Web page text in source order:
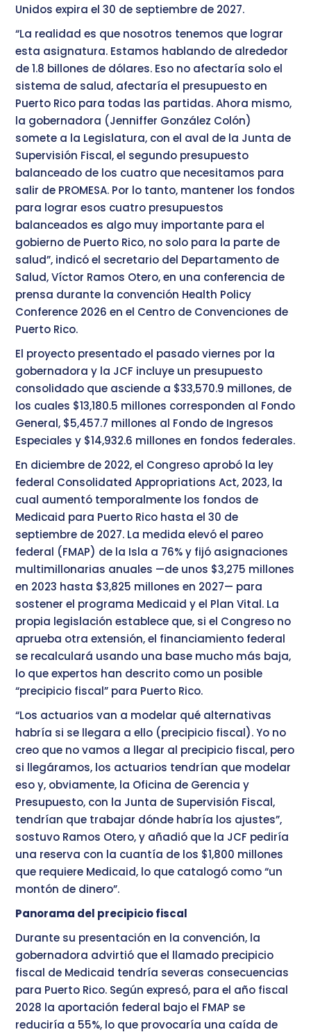
Unidos expira el 30 de septiembre de 2027.
“La realidad es que nosotros tenemos que lograr
esta asignatura. Estamos hablando de alrededor
de 1.8 billones de dólares. Eso no afectaría solo el
sistema de salud, afectaría el presupuesto en
Puerto Rico para todas las partidas. Ahora mismo,
la gobernadora (Jenniffer González Colón)
somete a la Legislatura, con el aval de la Junta de
Supervisión Fiscal, el segundo presupuesto
balanceado de los cuatro que necesitamos para
salir de PROMESA. Por lo tanto, mantener los fondos
para lograr esos cuatro presupuestos
balanceados es algo muy importante para el
gobierno de Puerto Rico, no solo para la parte de
salud”, indicó el secretario del Departamento de
Salud, Víctor Ramos Otero, en una conferencia de
prensa durante la convención Health Policy
Conference 2026 en el Centro de Convenciones de
Puerto Rico.
El proyecto presentado el pasado viernes por la
gobernadora y la JCF incluye un presupuesto
consolidado que asciende a $33,570.9 millones, de
los cuales $13,180.5 millones corresponden al Fondo
General, $5,457.7 millones al Fondo de Ingresos
Especiales y $14,932.6 millones en fondos federales.
En diciembre de 2022, el Congreso aprobó la ley
federal Consolidated Appropriations Act, 2023, la
cual aumentó temporalmente los fondos de
Medicaid para Puerto Rico hasta el 30 de
septiembre de 2027. La medida elevó el pareo
federal (FMAP) de la Isla a 76% y fijó asignaciones
multimillonarias anuales —de unos $3,275 millones
en 2023 hasta $3,825 millones en 2027— para
sostener el programa Medicaid y el Plan Vital. La
propia legislación establece que, si el Congreso no
aprueba otra extensión, el financiamiento federal
se recalculará usando una base mucho más baja,
lo que expertos han descrito como un posible
“precipicio fiscal” para Puerto Rico.
“Los actuarios van a modelar qué alternativas
habría si se llegara a ello (precipicio fiscal). Yo no
creo que no vamos a llegar al precipicio fiscal, pero
si llegáramos, los actuarios tendrían que modelar
eso y, obviamente, la Oficina de Gerencia y
Presupuesto, con la Junta de Supervisión Fiscal,
tendrían que trabajar dónde habría los ajustes”,
sostuvo Ramos Otero, y añadió que la JCF pediría
una reserva con la cuantía de los $1,800 millones
que requiere Medicaid, lo que catalogó como “un
montón de dinero”.
Panorama del precipicio fiscal
Durante su presentación en la convención, la
gobernadora advirtió que el llamado precipicio
fiscal de Medicaid tendría severas consecuencias
para Puerto Rico. Según expresó, para el año fiscal
2028 la aportación federal bajo el FMAP se
reduciría a 55%, lo que provocaría una caída de